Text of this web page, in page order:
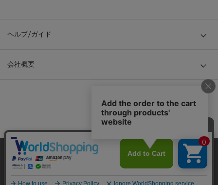
ヘルプ/ガイド
会社概要
© TOKYO BASE CO., LTD
当サイトはクッキー(cookie)を使用します。クッキーはサイト内
の一部の機能および、サイトの使用状況の分析からマーケティ
ング活動に利用することを目的としています。
プライバシーポリシーはこちら